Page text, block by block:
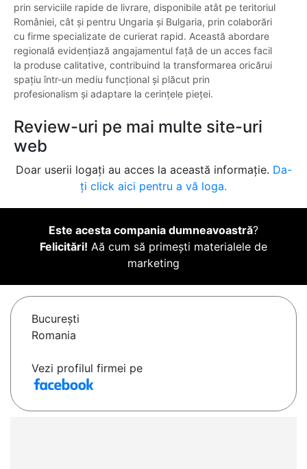
prin serviciile rapide de livrare, disponibile atât pe teritoriul
României, cât și pentru Ungaria și Bulgaria, prin colaborări
cu firme specializate de curierat rapid. Această abordare
regională evidențiază angajamentul față de un acces facil
la produse calitative, contribuind la transformarea oricărui
spațiu într-un mediu funcțional și plăcut prin
profesionalism și adaptare la cerințele pieței.
Review-uri pe mai multe site-uri
web
Doar userii logați au acces la această informație. Da-
ți click aici pentru a vă loga.
Este acesta compania dumneavoastră?
Felicitări! Aă cum să primești materialele de
marketing
Bucureşti
Romania
Vezi profilul firmei pe